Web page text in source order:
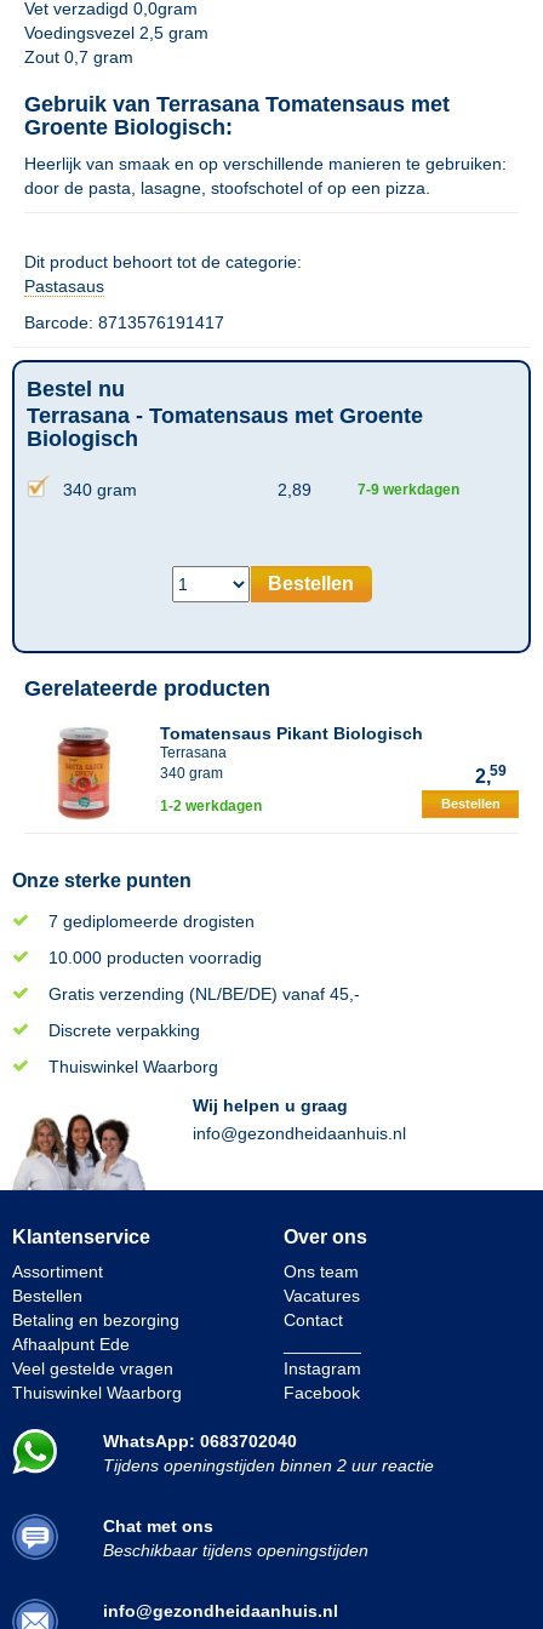
Vet verzadigd 0,0gram
Voedingsvezel 2,5 gram
Zout 0,7 gram
Gebruik van Terrasana Tomatensaus met
Groente Biologisch:
Heerlijk van smaak en op verschillende manieren te gebruiken:
door de pasta, lasagne, stoofschotel of op een pizza.
Dit product behoort tot de categorie:
Pastasaus
Barcode: 8713576191417
Bestel nu
Terrasana - Tomatensaus met Groente
Biologisch
340 gram 2,89 7-9 werkdagen
Bestellen
Gerelateerde producten
Tomatensaus Pikant Biologisch
Terrasana
340 gram
2,59
1-2 werkdagen Bestellen
Onze sterke punten
7 gediplomeerde drogisten
10.000 producten voorradig
Gratis verzending (NL/BE/DE) vanaf 45,-
Discrete verpakking
Thuiswinkel Waarborg
Wij helpen u graag
info@gezondheidaanhuis.nl
Klantenservice
Assortiment
Bestellen
Betaling en bezorging
Afhaalpunt Ede
Veel gestelde vragen
Thuiswinkel Waarborg
Over ons
Ons team
Vacatures
Contact
Instagram
Facebook
WhatsApp: 0683702040
Tijdens openingstijden binnen 2 uur reactie
Chat met ons
Beschikbaar tijdens openingstijden
info@gezondheidaanhuis.nl